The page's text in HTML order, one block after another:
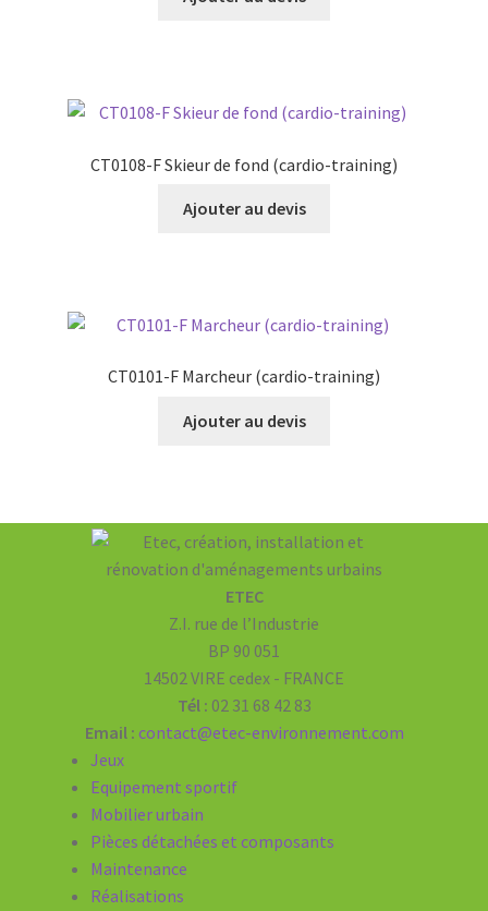
CT0108-F Skieur de fond (cardio-training)
Ajouter au devis
CT0101-F Marcheur (cardio-training)
Ajouter au devis
ETEC
Z.I. rue de l’Industrie
BP 90 051
14502 VIRE cedex - FRANCE
Tél : 02 31 68 42 83
Email : contact@etec-environnement.com
Jeux
Equipement sportif
Mobilier urbain
Pièces détachées et composants
Maintenance
Réalisations